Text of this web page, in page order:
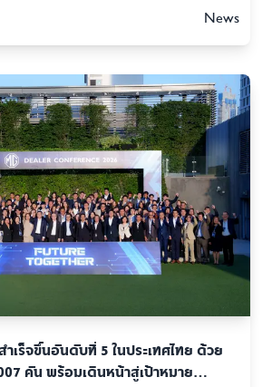
ตรฐานและคุณภาพการผลิตของรถยนต์
News
ำเร็จขึ้นอันดับที่ 5 ในประเทศไทย ด้วย
าสู่เป้าหมาย